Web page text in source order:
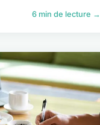
6 min de lecture →